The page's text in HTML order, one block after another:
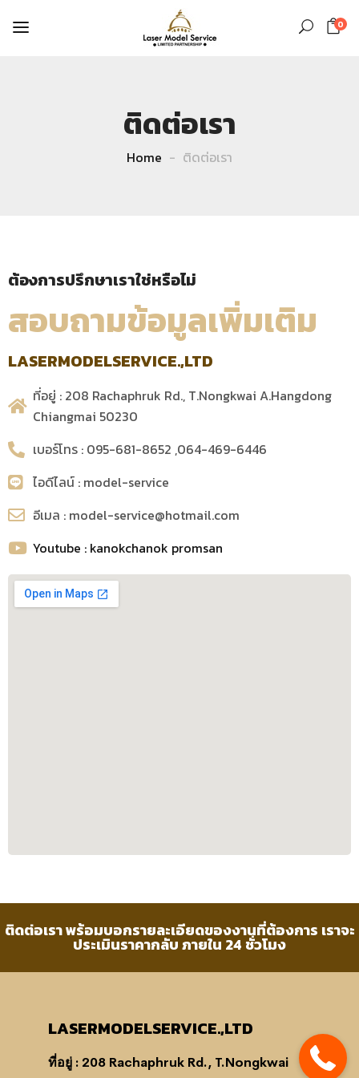
0
ติดต่อเรา
Home ติดต่อเรา
ต้องการปรึกษาเราใช่หรือไม่
สอบถามข้อมูลเพิ่มเติม
LASERMODELSERVICE.,LTD
ที่อยู่ : 208 Rachaphruk Rd., T.Nongkwai A.Hangdong
Chiangmai 50230
เบอร์โทร : 095-681-8652 ,064-469-6446
ไอดีไลน์ : model-service
อีเมล : model-service@hotmail.com
Youtube : kanokchanok promsan
ติดต่อเรา พร้อมบอกรายละเอียดของงานที่ต้องการ เราจะ
ประเมินราคากลับ ภายใน 24 ชั่วโมง
LASERMODELSERVICE.,LTD
ที่อยู่ : 208 Rachaphruk Rd., T.Nongkwai